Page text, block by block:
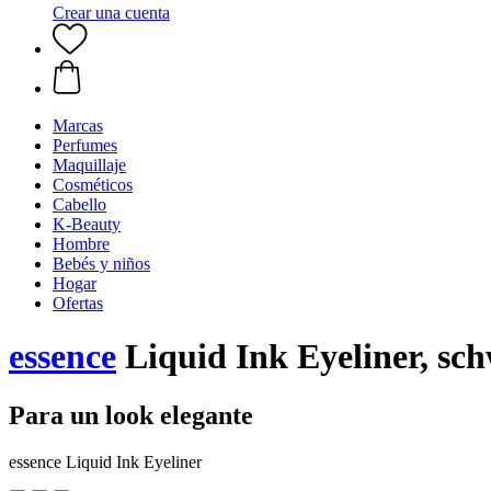
Crear una cuenta
Marcas
Perfumes
Maquillaje
Cosméticos
Cabello
K-Beauty
Hombre
Bebés y niños
Hogar
Ofertas
essence Liquid Ink Eyeliner,
Para un look elegante
essence Liquid Ink Eyeliner